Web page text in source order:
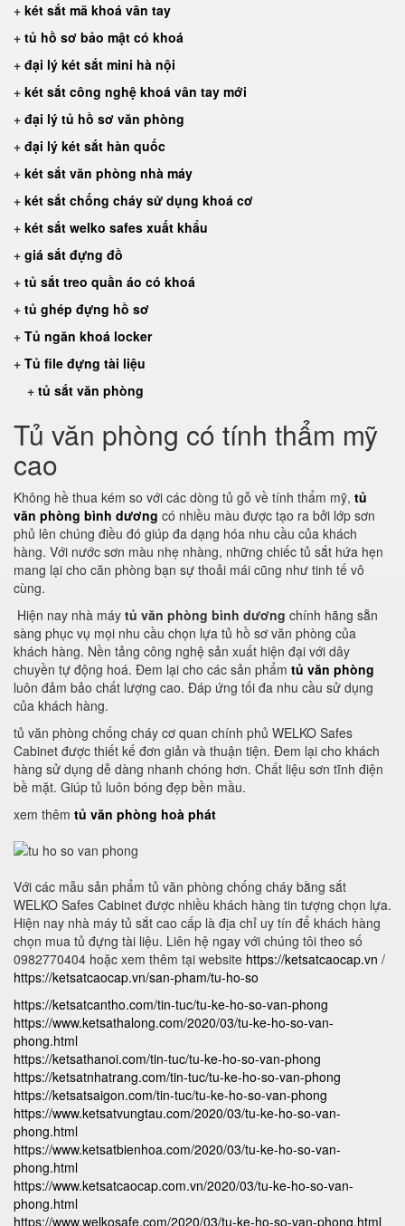
+ két sắt mã khoá vân tay
+ tủ hồ sơ bảo mật có khoá
+ đại lý két sắt mini hà nội
+ két sắt công nghệ khoá vân tay mới
+ đại lý tủ hồ sơ văn phòng
+ đại lý két sắt hàn quốc
+ két sắt văn phòng nhà máy
+ két sắt chống cháy sử dụng khoá cơ
+ két sắt welko safes xuất khẩu
+ giá sắt đựng đồ
+ tủ sắt treo quần áo có khoá
+ tủ ghép đựng hồ sơ
+ Tủ ngăn khoá locker
+ Tủ file đựng tài liệu
+ tủ sắt văn phòng
Tủ văn phòng có tính thẩm mỹ
cao
Không hề thua kém so với các dòng tủ gỗ về tính thẩm mỹ, tủ
văn phòng bình dương có nhiều màu được tạo ra bởi lớp sơn
phủ lên chúng điều đó giúp đa dạng hóa nhu cầu của khách
hàng. Với nước sơn màu nhẹ nhàng, những chiếc tủ sắt hứa hẹn
mang lại cho căn phòng bạn sự thoải mái cũng như tinh tế vô
cùng.
Hiện nay nhà máy tủ văn phòng bình dương chính hãng sẵn
sàng phục vụ mọi nhu cầu chọn lựa tủ hồ sơ văn phòng của
khách hàng. Nền tảng công nghệ sản xuất hiện đại với dây
chuyền tự động hoá. Đem lại cho các sản phẩm tủ văn phòng
luôn đảm bảo chất lượng cao. Đáp ứng tối đa nhu cầu sử dụng
của khách hàng.
tủ văn phòng chống cháy cơ quan chính phủ WELKO Safes
Cabinet được thiết kế đơn giản và thuận tiện. Đem lại cho khách
hàng sử dụng dễ dàng nhanh chóng hơn. Chất liệu sơn tĩnh điện
bề mặt. Giúp tủ luôn bóng đẹp bền mầu.
xem thêm tủ văn phòng hoà phát
Với các mẫu sản phẩm tủ văn phòng chống cháy bằng sắt
WELKO Safes Cabinet được nhiều khách hàng tin tượng chọn lựa.
Hiện nay nhà máy tủ sắt cao cấp là địa chỉ uy tín để khách hàng
chọn mua tủ đựng tài liệu. Liên hệ ngay với chúng tôi theo số
0982770404 hoặc xem thêm tại website https://ketsatcaocap.vn /
https://ketsatcaocap.vn/san-pham/tu-ho-so
https://ketsatcantho.com/tin-tuc/tu-ke-ho-so-van-phong
https://www.ketsathalong.com/2020/03/tu-ke-ho-so-van-
phong.html
https://ketsathanoi.com/tin-tuc/tu-ke-ho-so-van-phong
https://ketsatnhatrang.com/tin-tuc/tu-ke-ho-so-van-phong
https://ketsatsaigon.com/tin-tuc/tu-ke-ho-so-van-phong
https://www.ketsatvungtau.com/2020/03/tu-ke-ho-so-van-
phong.html
https://www.ketsatbienhoa.com/2020/03/tu-ke-ho-so-van-
phong.html
https://www.ketsatcaocap.com.vn/2020/03/tu-ke-ho-so-van-
phong.html
https://www.welkosafe.com/2020/03/tu-ke-ho-so-van-phong.html